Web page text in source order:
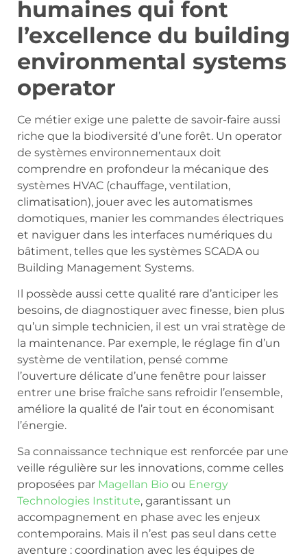
humaines qui font
l’excellence du building
environmental systems
operator
Ce métier exige une palette de savoir-faire aussi
riche que la biodiversité d’une forêt. Un operator
de systèmes environnementaux doit
comprendre en profondeur la mécanique des
systèmes HVAC (chauffage, ventilation,
climatisation), jouer avec les automatismes
domotiques, manier les commandes électriques
et naviguer dans les interfaces numériques du
bâtiment, telles que les systèmes SCADA ou
Building Management Systems.
Il possède aussi cette qualité rare d’anticiper les
besoins, de diagnostiquer avec finesse, bien plus
qu’un simple technicien, il est un vrai stratège de
la maintenance. Par exemple, le réglage fin d’un
système de ventilation, pensé comme
l’ouverture délicate d’une fenêtre pour laisser
entrer une brise fraîche sans refroidir l’ensemble,
améliore la qualité de l’air tout en économisant
l’énergie.
Sa connaissance technique est renforcée par une
veille régulière sur les innovations, comme celles
proposées par Magellan Bio ou Energy
Technologies Institute, garantissant un
accompagnement en phase avec les enjeux
contemporains. Mais il n’est pas seul dans cette
aventure : coordination avec les équipes de